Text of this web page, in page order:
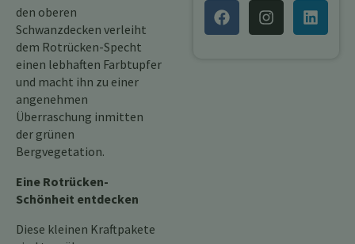
den oberen
Schwanzdecken verleiht
dem Rotrücken-Specht
einen lebhaften Farbtupfer
und macht ihn zu einer
angenehmen
Überraschung inmitten
der grünen
Bergvegetation.
Eine Rotrücken-
Schönheit entdecken
Diese kleinen Kraftpakete